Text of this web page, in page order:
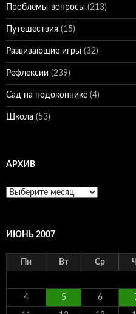
Проблемы-вопросы (213)
Путешествия (15)
Развивающие игры (32)
Рефлексии (239)
Сад на подоконнике (4)
Школа (53)
АРХИВ
Архив
ИЮНЬ 2007
Пн Вт Ср
4 5 6